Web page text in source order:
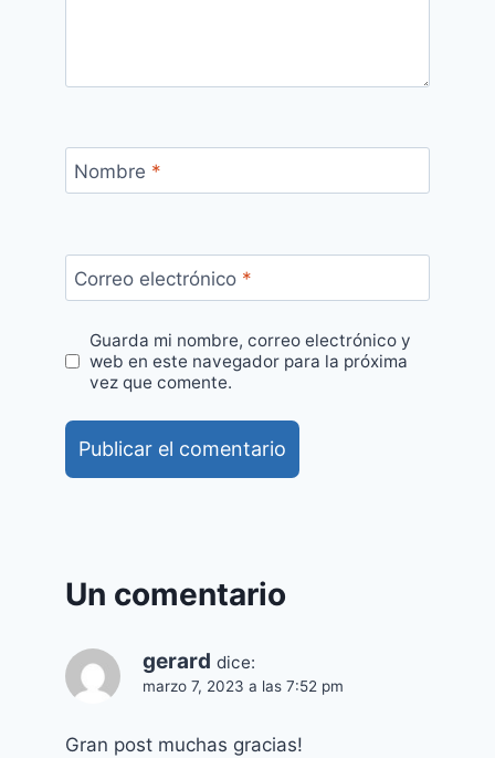
Nombre *
Correo electrónico *
Guarda mi nombre, correo electrónico y
web en este navegador para la próxima
vez que comente.
Un comentario
gerard dice:
marzo 7, 2023 a las 7:52 pm
Gran post muchas gracias!